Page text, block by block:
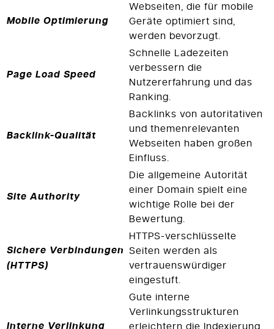
Mobile Optimierung
Webseiten, die für mobile
Geräte optimiert sind,
werden bevorzugt.
Page Load Speed
Schnelle Ladezeiten
verbessern die
Nutzererfahrung und das
Ranking.
Backlink-Qualität
Backlinks von autoritativen
und themenrelevanten
Webseiten haben großen
Einfluss.
Site Authority
Die allgemeine Autorität
einer Domain spielt eine
wichtige Rolle bei der
Bewertung.
Sichere Verbindungen
(HTTPS)
HTTPS-verschlüsselte
Seiten werden als
vertrauenswürdiger
eingestuft.
Interne Verlinkung
Gute interne
Verlinkungsstrukturen
erleichtern die Indexierung